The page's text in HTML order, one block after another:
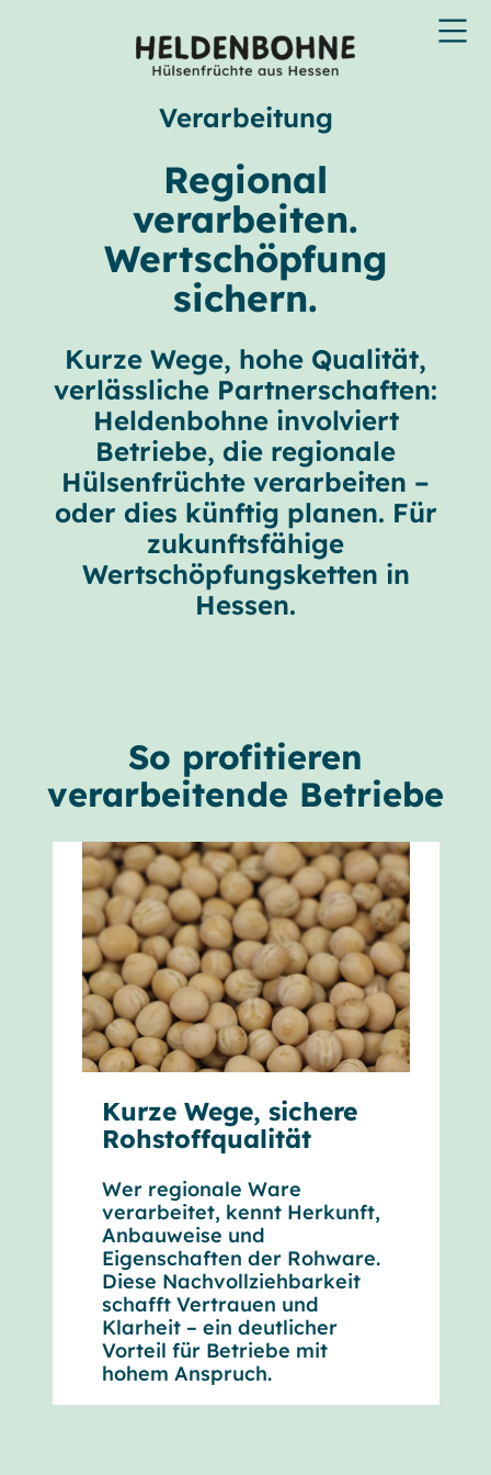
Verarbeitung
Regional
verarbeiten.
Wertschöpfung
sichern.
Kurze Wege, hohe Qualität,
verlässliche Partnerschaften:
Heldenbohne involviert
Betriebe, die regionale
Hülsenfrüchte verarbeiten –
oder dies künftig planen. Für
zukunftsfähige
Wertschöpfungsketten in
Hessen.
So profitieren
verarbeitende Betriebe
Kurze Wege, sichere
Rohstoffqualität
Wer regionale Ware
verarbeitet, kennt Herkunft,
Anbauweise und
Eigenschaften der Rohware.
Diese Nachvollziehbarkeit
schafft Vertrauen und
Klarheit – ein deutlicher
Vorteil für Betriebe mit
hohem Anspruch.